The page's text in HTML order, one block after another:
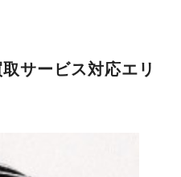
サービス対応エリ